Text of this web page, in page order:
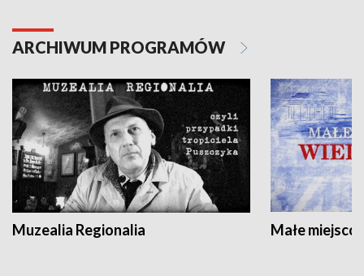
ARCHIWUM PROGRAMÓW
Muzealia Regionalia Małe